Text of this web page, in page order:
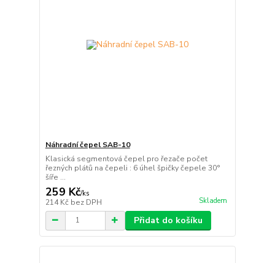
Náhradní čepel SAB-10
Klasická segmentová čepel pro řezače počet
řezných plátů na čepeli : 6 úhel špičky čepele 30°
šíře ...
259 Kč/ks
214 Kč bez DPH Skladem
Přidat do košíku